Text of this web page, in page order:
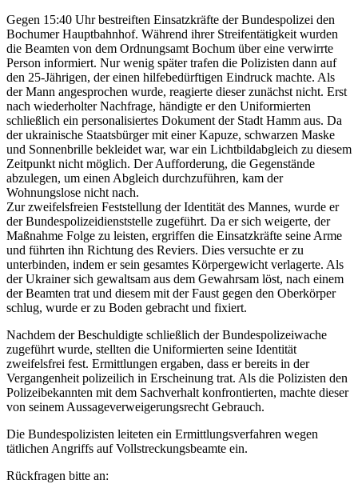
Gegen 15:40 Uhr bestreiften Einsatzkräfte der Bundespolizei den
Bochumer Hauptbahnhof. Während ihrer Streifentätigkeit wurden
die Beamten von dem Ordnungsamt Bochum über eine verwirrte
Person informiert. Nur wenig später trafen die Polizisten dann auf
den 25-Jährigen, der einen hilfebedürftigen Eindruck machte. Als
der Mann angesprochen wurde, reagierte dieser zunächst nicht. Erst
nach wiederholter Nachfrage, händigte er den Uniformierten
schließlich ein personalisiertes Dokument der Stadt Hamm aus. Da
der ukrainische Staatsbürger mit einer Kapuze, schwarzen Maske
und Sonnenbrille bekleidet war, war ein Lichtbildabgleich zu diesem
Zeitpunkt nicht möglich. Der Aufforderung, die Gegenstände
abzulegen, um einen Abgleich durchzuführen, kam der
Wohnungslose nicht nach.
Zur zweifelsfreien Feststellung der Identität des Mannes, wurde er
der Bundespolizeidienststelle zugeführt. Da er sich weigerte, der
Maßnahme Folge zu leisten, ergriffen die Einsatzkräfte seine Arme
und führten ihn Richtung des Reviers. Dies versuchte er zu
unterbinden, indem er sein gesamtes Körpergewicht verlagerte. Als
der Ukrainer sich gewaltsam aus dem Gewahrsam löst, nach einem
der Beamten trat und diesem mit der Faust gegen den Oberkörper
schlug, wurde er zu Boden gebracht und fixiert.
Nachdem der Beschuldigte schließlich der Bundespolizeiwache
zugeführt wurde, stellten die Uniformierten seine Identität
zweifelsfrei fest. Ermittlungen ergaben, dass er bereits in der
Vergangenheit polizeilich in Erscheinung trat. Als die Polizisten den
Polizeibekannten mit dem Sachverhalt konfrontierten, machte dieser
von seinem Aussageverweigerungsrecht Gebrauch.
Die Bundespolizisten leiteten ein Ermittlungsverfahren wegen
tätlichen Angriffs auf Vollstreckungsbeamte ein.
Rückfragen bitte an: